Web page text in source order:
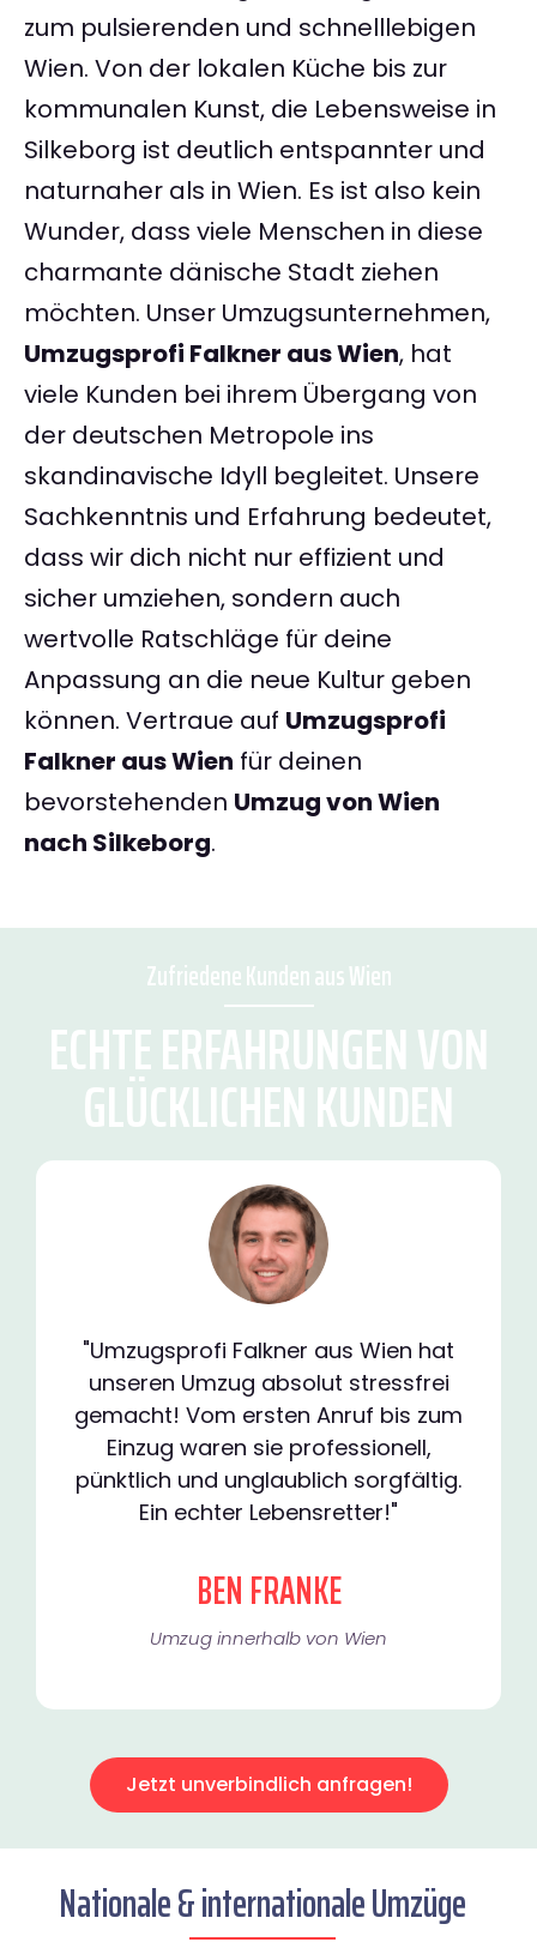
zum pulsierenden und schnelllebigen
Wien. Von der lokalen Küche bis zur
kommunalen Kunst, die Lebensweise in
Silkeborg ist deutlich entspannter und
naturnaher als in Wien. Es ist also kein
Wunder, dass viele Menschen in diese
charmante dänische Stadt ziehen
möchten. Unser Umzugsunternehmen,
Umzugsprofi Falkner aus Wien, hat
viele Kunden bei ihrem Übergang von
der deutschen Metropole ins
skandinavische Idyll begleitet. Unsere
Sachkenntnis und Erfahrung bedeutet,
dass wir dich nicht nur effizient und
sicher umziehen, sondern auch
wertvolle Ratschläge für deine
Anpassung an die neue Kultur geben
können. Vertraue auf Umzugsprofi
Falkner aus Wien für deinen
bevorstehenden Umzug von Wien
nach Silkeborg.
Zufriedene Kunden aus Wien
ECHTE ERFAHRUNGEN VON
GLÜCKLICHEN KUNDEN
"Umzugsprofi Falkner aus Wien hat
unseren Umzug absolut stressfrei
gemacht! Vom ersten Anruf bis zum
Einzug waren sie professionell,
pünktlich und unglaublich sorgfältig.
Ein echter Lebensretter!"
BEN FRANKE
Umzug innerhalb von Wien​
Jetzt unverbindlich anfragen!
Nationale & internationale Umzüge